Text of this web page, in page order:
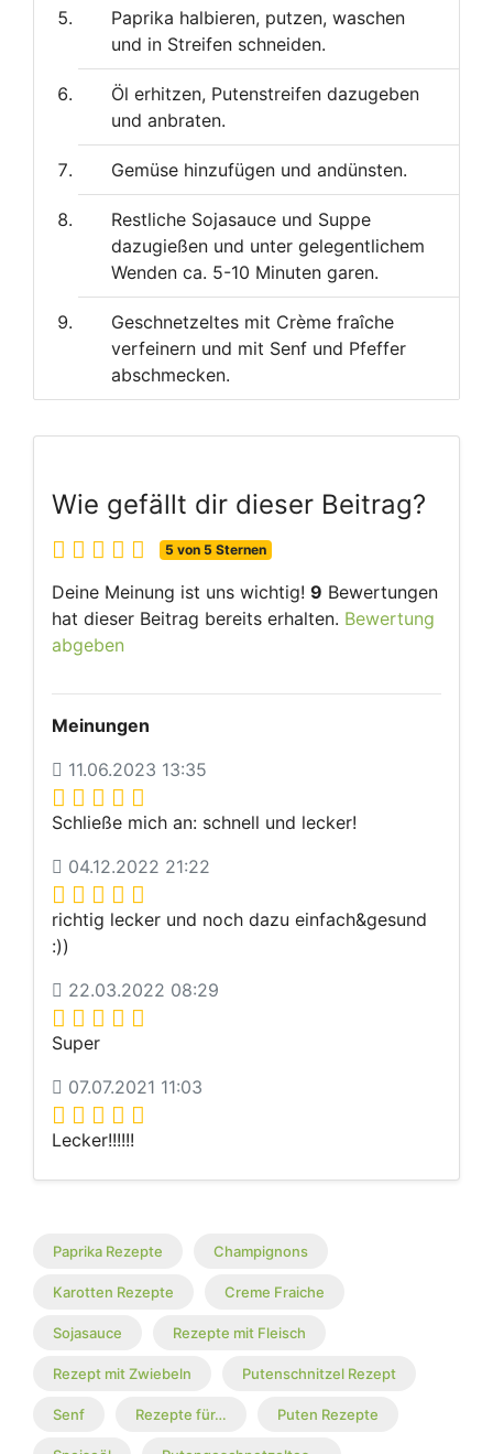
Paprika halbieren, putzen, waschen
und in Streifen schneiden.
Öl erhitzen, Putenstreifen dazugeben
und anbraten.
Gemüse hinzufügen und andünsten.
Restliche Sojasauce und Suppe
dazugießen und unter gelegentlichem
Wenden ca. 5-10 Minuten garen.
Geschnetzeltes mit Crème fraîche
verfeinern und mit Senf und Pfeffer
abschmecken.
Wie gefällt dir dieser Beitrag?
5 von 5 Sternen
Deine Meinung ist uns wichtig! 9 Bewertungen
hat dieser Beitrag bereits erhalten. Bewertung
abgeben
Meinungen
11.06.2023 13:35
Schließe mich an: schnell und lecker!
04.12.2022 21:22
richtig lecker und noch dazu einfach&gesund
:))
22.03.2022 08:29
Super
07.07.2021 11:03
Lecker!!!!!!
Paprika Rezepte Champignons
Karotten Rezepte Creme Fraiche
Sojasauce Rezepte mit Fleisch
Rezept mit Zwiebeln Putenschnitzel Rezept
Senf Rezepte für… Puten Rezepte